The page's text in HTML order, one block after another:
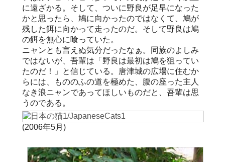
に遠ざかる。そして、ついに野良が足早になった
かと思ったら、鳩に向かったのではなくて、鳩が
残した餌に向かって走ったのだ。そして野良は鳩
の餌を無心に喰っていた。
ニャンとも言えぬ気分だったなぁ。同族のよしみ
ではないが、吾輩は「野良は最初は鳩を狙ってい
たのだ！」と信じている。唐津城の広場に住むか
らには、もののふの道を極めた、腹の座った主人
なき浪ニャンであってほしいものだと、吾輩は思
うのである。
(2006年5月)